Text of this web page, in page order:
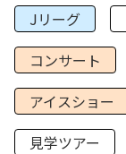
Jリーグ
コンサート
アイスショー
見学ツアー